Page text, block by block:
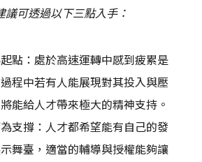
議可透過以下三點入手：
點：處於高速運轉中感到疲累是
程中若有人能展現對其投入與壓
能給人才帶來極大的精神支持。
支撐：人才都希望能有自己的發
舞臺，適當的輔導與授權能夠讓